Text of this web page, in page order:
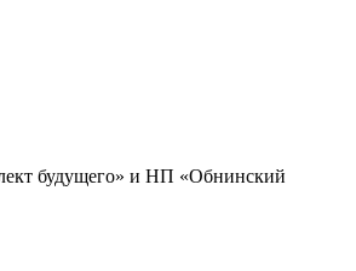
будущего» и НП «Обнинский